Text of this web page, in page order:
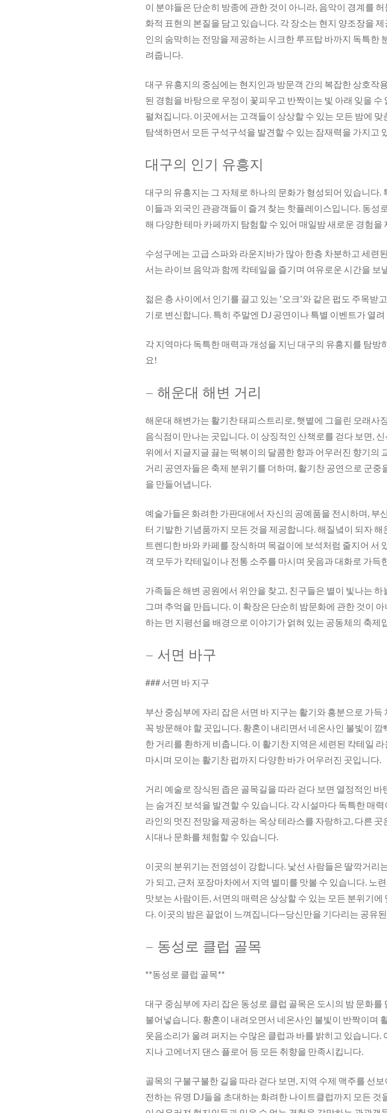
이 분야들은 단순히 방종에 관한 것이 아니라, 음악이 경계를
화적 표현의 본질을 담고 있습니다. 각 장소는 현지 양조장을
인의 숨막히는 전망을 제공하는 시크한 루프탑 바까지 독특한
려줍니다.
대구 유흥지의 중심에는 현지인과 방문객 간의 복잡한 상호작
된 경험을 바탕으로 우정이 꽃피우고 반짝이는 빛 아래 잊을 수
펼쳐집니다. 이곳에서는 고객들이 상상할 수 있는 모든 밤에
탐색하면서 모든 구석구석을 발견할 수 있는 잠재력을 가지고
대구의 인기 유흥지
대구의 유흥지는 그 자체로 하나의 문화가 형성되어 있습니다.
이들과 외국인 관광객들이 즐겨 찾는 핫플레이스입니다. 동성
해 다양한 테마 카페까지 탐험할 수 있어 매일밤 새로운 경험을
수성구에는 고급 스파와 라운지바가 많아 한층 차분하고 세련
서는 라이브 음악과 함께 칵테일을 즐기며 여유로운 시간을 보
젊은 층 사이에서 인기를 끌고 있는 ‘오크’와 같은 펍도 주목받
기로 변신합니다. 특히 주말엔 DJ 공연이나 특별 이벤트가 열
각 지역마다 독특한 매력과 개성을 지닌 대구의 유흥지를 탐방
요!
– 해운대 해변 거리
해운대 해변가는 활기찬 태피스트리로, 햇볕에 그을린 모래사
음식점이 만나는 곳입니다. 이 상징적인 산책로를 걷다 보면,
위에서 지글지글 끓는 떡볶이의 달콤한 향과 어우러진 향기의
거리 공연자들은 축제 분위기를 더하며, 활기찬 공연으로 군
을 만들어냅니다.
예술가들은 화려한 가판대에서 자신의 공예품을 전시하며, 부
터 기발한 기념품까지 모든 것을 제공합니다. 해질녘이 되자
트렌디한 바와 카페를 장식하며 목걸이에 보석처럼 줄지어 서
객 모두가 칵테일이나 전통 소주를 마시며 웃음과 대화로 가득
가족들은 해변 공원에서 위안을 찾고, 친구들은 별이 빛나는
그며 추억을 만듭니다. 이 확장은 단순히 밤문화에 관한 것이
하는 먼 지평선을 배경으로 이야기가 얽혀 있는 공동체의 축제
– 서면 바구
### 서면 바 지구
부산 중심부에 자리 잡은 서면 바 지구는 활기와 흥분으로 가
꼭 방문해야 할 곳입니다. 황혼이 내리면서 네온사인 불빛이
한 거리를 환하게 비춥니다. 이 활기찬 지역은 세련된 칵테일
마시며 모이는 활기찬 펍까지 다양한 바가 어우러진 곳입니다.
거리 예술로 장식된 좁은 골목길을 따라 걷다 보면 열정적인
는 숨겨진 보석을 발견할 수 있습니다. 각 시설마다 독특한 매
라인의 멋진 전망을 제공하는 옥상 테라스를 자랑하고, 다른
시대나 문화를 체험할 수 있습니다.
이곳의 분위기는 전염성이 강합니다. 낯선 사람들은 딸깍거리
가 되고, 근처 포장마차에서 지역 별미를 맛볼 수 있습니다. 노
맛보는 사람이든, 서면의 매력은 상상할 수 있는 모든 분위기
다. 이곳의 밤은 끝없이 느껴집니다—당신만을 기다리는 공유
– 동성로 클럽 골목
**동성로 클럽 골목**
대구 중심부에 자리 잡은 동성로 클럽 골목은 도시의 밤 문화
불어넣습니다. 황혼이 내려오면서 네온사인 불빛이 반짝이며
웃음소리가 울려 퍼지는 수많은 클럽과 바를 밝히고 있습니다.
지나 고에너지 댄스 플로어 등 모든 취향을 만족시킵니다.
골목의 구불구불한 길을 따라 걷다 보면, 지역 수제 맥주를 선
전하는 유명 DJ들을 초대하는 화려한 나이트클럽까지 모든 것